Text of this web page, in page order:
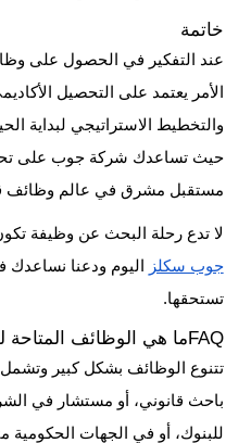
خاتمة
عند التفكير في الحصول على
الأمر يعتمد على التحصيل
والتخطيط الاستراتيجي لبداية
حيث تساعدك شركة جوب على
مستقبل مشرق في عالم وظائف
لا تدع رحلة البحث عن وظيفة
جوب سكلز
اليوم ودعنا نساعدك
تستحقها.
FAQما هي الوظائف المتاحة
تتنوع الوظائف بشكل كبير
باحث قانوني، أو مستشار في
للبنوك، أو في الجهات الحكومية